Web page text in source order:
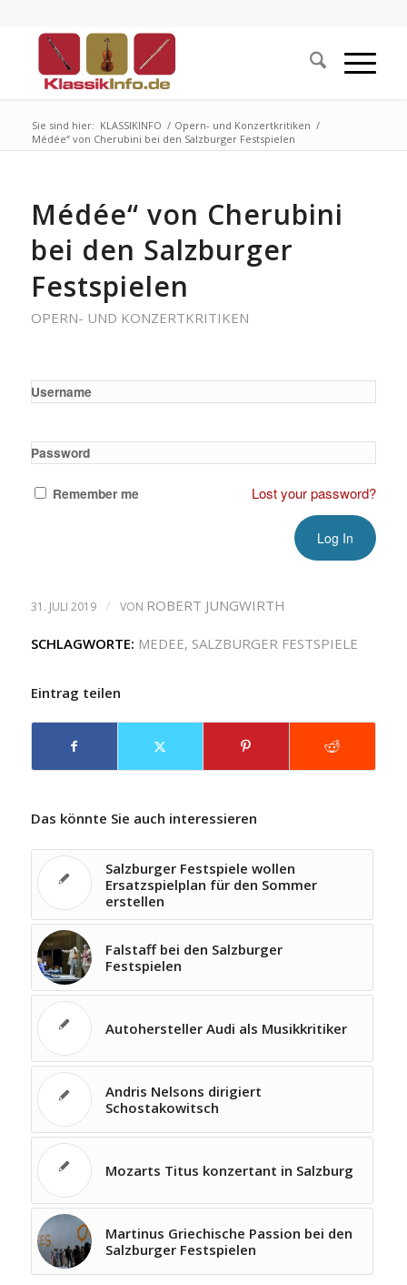
Sie sind hier: KLASSIKINFO / Opern- und Konzertkritiken /
Médée“ von Cherubini bei den Salzburger Festspielen
Médée“ von Cherubini
bei den Salzburger
Festspielen
OPERN- UND KONZERTKRITIKEN
Username
Password
Remember me Lost your password?
31. JULI 2019 / VON ROBERT JUNGWIRTH
SCHLAGWORTE: MEDEE, SALZBURGER FESTSPIELE
Eintrag teilen
Das könnte Sie auch interessieren
Salzburger Festspiele wollen
Ersatzspielplan für den Sommer
erstellen
Falstaff bei den Salzburger
Festspielen
Autohersteller Audi als Musikkritiker
Andris Nelsons dirigiert
Schostakowitsch
Mozarts Titus konzertant in Salzburg
Martinus Griechische Passion bei den
Salzburger Festspielen